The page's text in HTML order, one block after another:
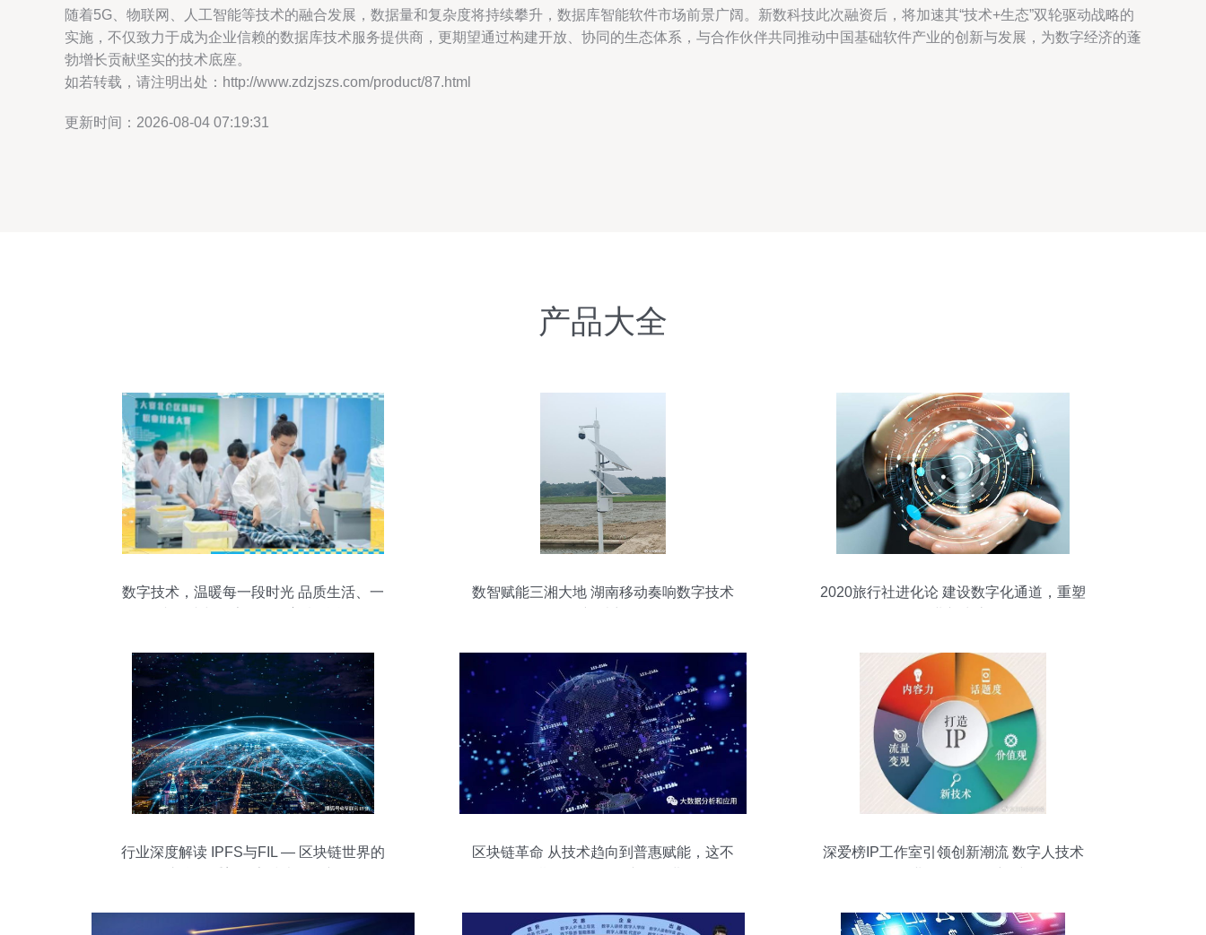
随着5G、物联网、人工智能等技术的融合发展，数据量和复杂度将持续攀升，数据库智能软件市场前景广阔。新数科技此次融资后，将加速其“技术+生态”双轮驱动战略的
实施，不仅致力于成为企业信赖的数据库技术服务提供商，更期望通过构建开放、协同的生态体系，与合作伙伴共同推动中国基础软件产业的创新与发展，为数字经济的蓬
勃增长贡献坚实的技术底座。
如若转载，请注明出处：http://www.zdzjszs.com/product/87.html
更新时间：2026-08-04 07:19:31
产品大全
数字技术，温暖每一段时光 品质生活、一
数智赋能三湘大地 湖南移动奏响数字技术
2020旅行社进化论 建设数字化通道，重塑
行业深度解读 IPFS与FIL — 区块链世界的
区块链革命 从技术趋向到普惠赋能，这不
深爱榜IP工作室引领创新潮流 数字人技术